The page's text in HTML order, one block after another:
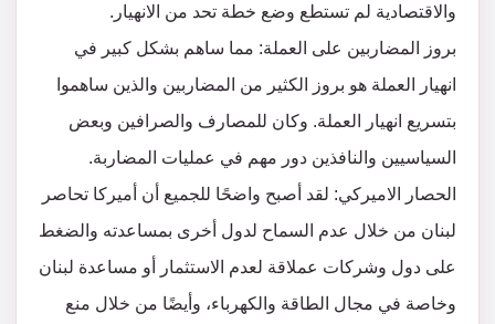
والاقتصادية لم تستطع وضع خطة تحد من الانهيار.
بروز المضاربين على العملة: مما ساهم بشكل كبير في
انهيار العملة هو بروز الكثير من المضاربين والذين ساهموا
بتسريع انهيار العملة. وكان للمصارف والصرافين وبعض
السياسيين والنافذين دور مهم في عمليات المضاربة.
الحصار الاميركي: لقد أصبح واضحًا للجميع أن أميركا تحاصر
لبنان من خلال عدم السماح لدول أخرى بمساعدته والضغط
على دول وشركات عملاقة لعدم الاستثمار أو مساعدة لبنان
وخاصة في مجال الطاقة والكهرباء، وأيضًا من خلال منع